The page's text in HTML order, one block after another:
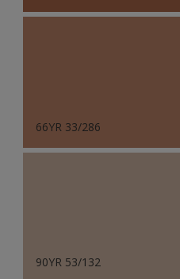
66YR 33/286
90YR 53/132